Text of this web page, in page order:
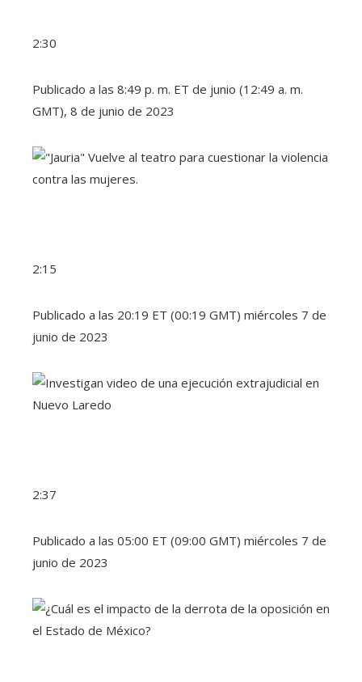
2:30
Publicado a las 8:49 p. m. ET de junio (12:49 a. m.
GMT), 8 de junio de 2023
2:15
Publicado a las 20:19 ET (00:19 GMT) miércoles 7 de
junio de 2023
2:37
Publicado a las 05:00 ET (09:00 GMT) miércoles 7 de
junio de 2023